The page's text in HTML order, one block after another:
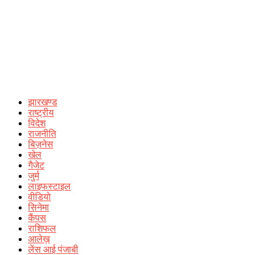
झारखण्ड
राष्ट्रीय
विदेश
राजनीति
बिज़नेस
खेल
गैजेट
जुर्म
लाइफस्टाइल
वीडियो
सिनेमा
कैंपस
राशिफल
आलेख़
लेंस आई पंजाबी